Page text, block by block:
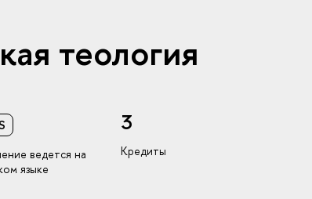
теология
ведется на
языке
3
Кредиты